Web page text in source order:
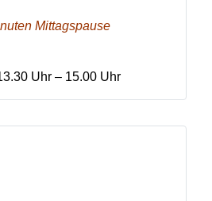
Mittagspause
Uhr – 15.00 Uhr